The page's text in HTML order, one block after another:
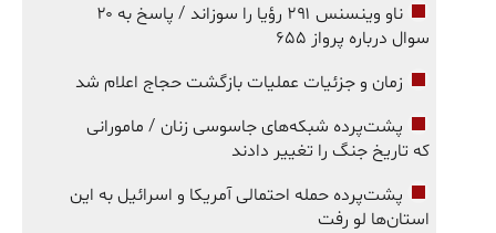
ناو وینسنس ۲۹۱ رؤیا را سوزاند / پاسخ به ۲۰
سوال درباره پرواز ۶۵۵
زمان و جزئیات عملیات بازگشت حجاج اعلام شد
پشت‌پرده شبکه‌های جاسوسی زنان / مامورانی
که تاریخ جنگ را تغییر دادند
پشت‌پرده حمله احتمالی آمریکا و اسرائیل به این
استان‌ها لو رفت